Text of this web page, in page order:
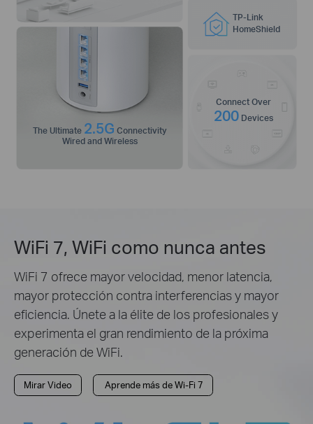
Connect Over
200 Devices
The Ultimate 2.5G Connectivity
Wired and Wireless
TP-Link
HomeShield
WiFi 7, WiFi como nunca antes
WiFi 7 ofrece mayor velocidad, menor latencia,
mayor protección contra interferencias y mayor
eficiencia. Únete a la élite de los profesionales y
experimenta el gran rendimiento de la próxima
generación de WiFi.
Mirar Video Aprende más de Wi-Fi 7